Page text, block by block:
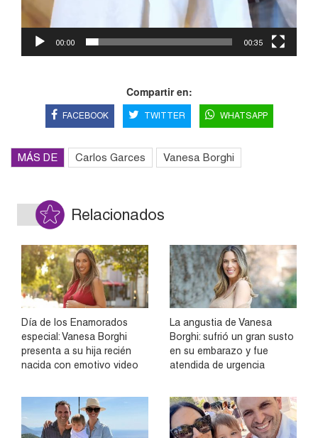
00:00 00:35
Compartir en:
FACEBOOK TWITTER WHATSAPP
MÁS DE Carlos Garces Vanesa Borghi
Relacionados
Día de los Enamorados
especial: Vanesa Borghi
presenta a su hija recién
nacida con emotivo video
La angustia de Vanesa
Borghi: sufrió un gran susto
en su embarazo y fue
atendida de urgencia